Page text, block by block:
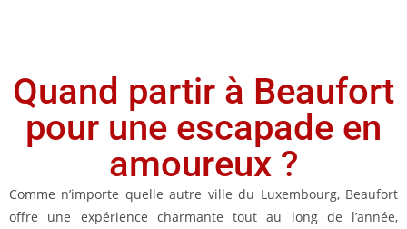
Quand partir à Beaufort
pour une escapade en
amoureux ?
Comme n’importe quelle autre ville du Luxembourg, Beaufort
offre une expérience charmante tout au long de l’année,